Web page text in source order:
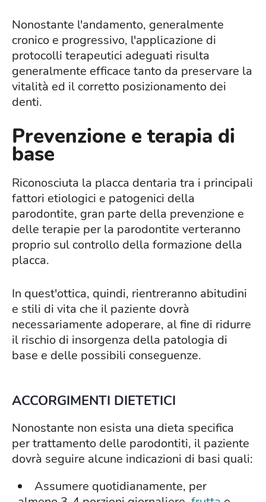
Nonostante l'andamento, generalmente
cronico e progressivo, l'applicazione di
protocolli terapeutici adeguati risulta
generalmente efficace tanto da preservare la
vitalità ed il corretto posizionamento dei
denti.
Prevenzione e terapia di
base
Riconosciuta la placca dentaria tra i principali
fattori etiologici e patogenici della
parodontite, gran parte della prevenzione e
delle terapie per la parodontite verteranno
proprio sul controllo della formazione della
placca.
In quest'ottica, quindi, rientreranno abitudini
e stili di vita che il paziente dovrà
necessariamente adoperare, al fine di ridurre
il rischio di insorgenza della patologia di
base e delle possibili conseguenze.
ACCORGIMENTI DIETETICI
Nonostante non esista una dieta specifica
per trattamento delle parodontiti, il paziente
dovrà seguire alcune indicazioni di basi quali:
Assumere quotidianamente, per